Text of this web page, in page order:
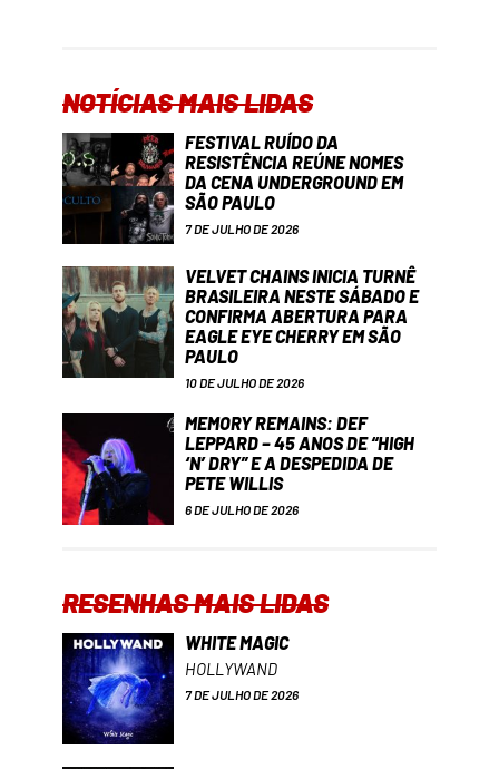
NOTÍCIAS MAIS LIDAS
FESTIVAL RUÍDO DA
RESISTÊNCIA REÚNE NOMES
DA CENA UNDERGROUND EM
SÃO PAULO
7 DE JULHO DE 2026
VELVET CHAINS INICIA TURNÊ
BRASILEIRA NESTE SÁBADO E
CONFIRMA ABERTURA PARA
EAGLE EYE CHERRY EM SÃO
PAULO
10 DE JULHO DE 2026
MEMORY REMAINS: DEF
LEPPARD – 45 ANOS DE “HIGH
‘N’ DRY” E A DESPEDIDA DE
PETE WILLIS
6 DE JULHO DE 2026
RESENHAS MAIS LIDAS
WHITE MAGIC
HOLLYWAND
7 DE JULHO DE 2026